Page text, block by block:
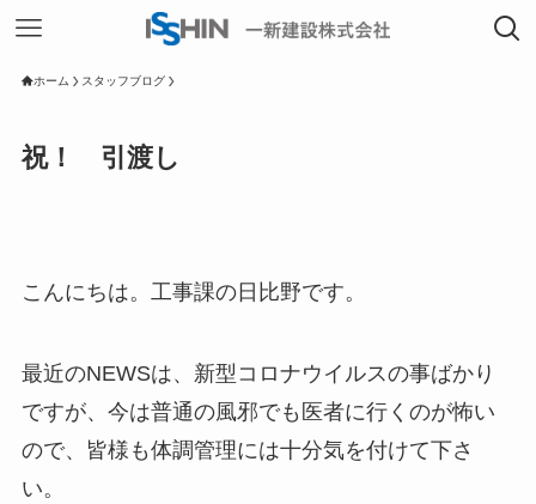
ホーム スタッフブログ
祝！ 引渡し
こんにちは。工事課の日比野です。
最近のNEWSは、新型コロナウイルスの事ばかり
ですが、今は普通の風邪でも医者に行くのが怖い
ので、皆様も体調管理には十分気を付けて下さ
い。